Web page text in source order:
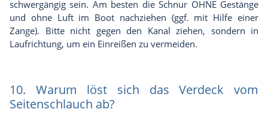
schwergängig sein. Am besten die Schnur OHNE Gestänge
und ohne Luft im Boot nachziehen (ggf. mit Hilfe einer
Zange). Bitte nicht gegen den Kanal ziehen, sondern in
Laufrichtung, um ein Einreißen zu vermeiden.
10. Warum löst sich das Verdeck vom
Seitenschlauch ab?